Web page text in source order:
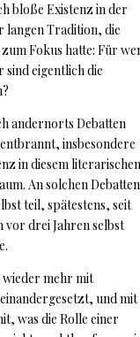
bloße Existenz in der
langen Tradition, die
Fokus hatte: Für
eigentlich die
andernorts Debatten
insbesondere
in diesem
An solchen Debatten
teil, spätestens, seit
vor drei Jahren selbst
wieder mehr mit
und mit
was die Rolle einer